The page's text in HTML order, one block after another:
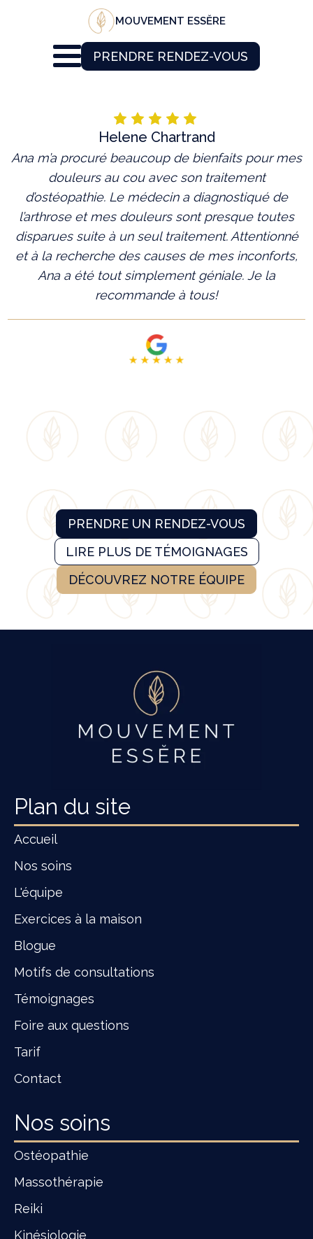
MOUVEMENT ESSĔRE
PRENDRE RENDEZ-VOUS
Helene Chartrand
Ana m’a procuré beaucoup de bienfaits pour mes
douleurs au cou avec son traitement
d’ostéopathie. Le médecin a diagnostiqué de
l’arthrose et mes douleurs sont presque toutes
disparues suite à un seul traitement. Attentionné
et à la recherche des causes de mes inconforts,
Ana a été tout simplement géniale. Je la
recommande à tous!
PRENDRE UN RENDEZ-VOUS
LIRE PLUS DE TÉMOIGNAGES
DÉCOUVREZ NOTRE ÉQUIPE
Plan du site
Accueil
Nos soins
L'équipe
Exercices à la maison
Blogue
Motifs de consultations
Témoignages
Foire aux questions
Tarif
Contact
Nos soins
Ostéopathie
Massothérapie
Reiki
Kinésiologie